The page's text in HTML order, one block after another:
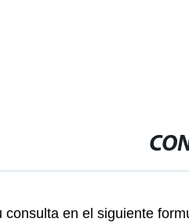
consulta en el siguiente